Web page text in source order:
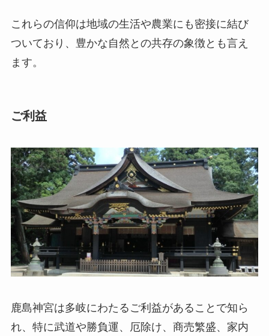
これらの信仰は地域の生活や農業にも密接に結び
ついており、豊かな自然との共存の象徴とも言え
ます。
ご利益
鹿島神宮は多岐にわたるご利益があることで知ら
れ、特に武道や勝負運、厄除け、商売繁盛、家内